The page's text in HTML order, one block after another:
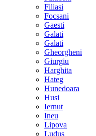
Filiasi
Focsani
Gaesti
Galati
Galati
Gheorgheni
Giurgiu
Harghita
Hateg
Hunedoara
Husi
Iernut
Ineu
Lipova
Ludus